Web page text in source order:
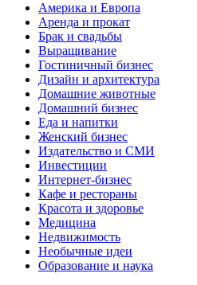
Америка и Европа
Аренда и прокат
Брак и свадьбы
Выращивание
Гостиничный бизнес
Дизайн и архитектура
Домашние животные
Домашний бизнес
Еда и напитки
Женский бизнес
Издательство и СМИ
Инвестиции
Интернет-бизнес
Кафе и рестораны
Красота и здоровье
Медицина
Недвижимость
Необычные идеи
Образование и наука